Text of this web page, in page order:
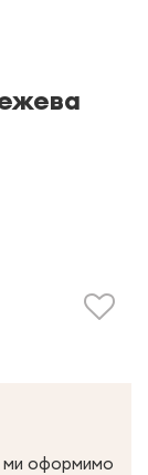
ми оформимо